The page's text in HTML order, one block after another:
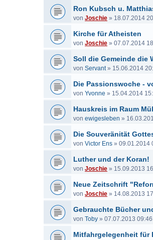
Ron Kubsch u.
von Joschie » 18.07.2014
Kirche für Atheisten
von Joschie » 07.07.2014
Soll die Gemeinde die
von Servant» 15.06.2014
Die Passionswoche -
von Yvonne » 15.04.2014
Hauskreis im Raum
von ewigesleben »
Die Souveränität
von Victor Ens » 09.01.2014
Luther und der Koran!
von Joschie » 15.09.2013
Neue Zeitschrift
von Joschie » 14.08.2013
Gebrauchte Bücher
von Toby » 07.07.2013 09:46
Mitfahrgelegenheit für